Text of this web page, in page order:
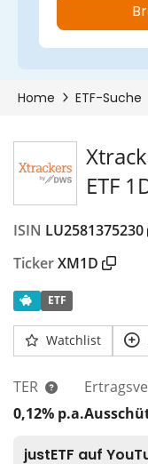
ETF
ISIN LU2581375230
TickerXM1D
ETF
Watchlist
TER
0,12% p.a.